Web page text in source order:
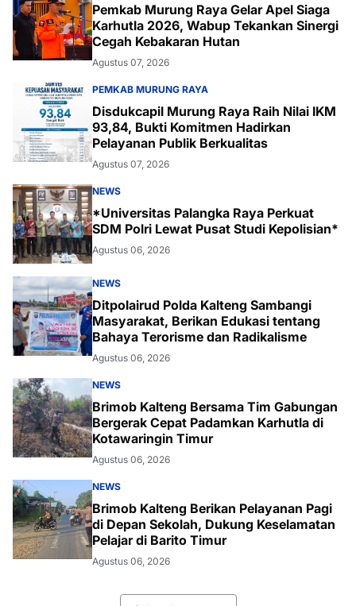
Pemkab Murung Raya Gelar Apel Siaga
Karhutla 2026, Wabup Tekankan Sinergi
Cegah Kebakaran Hutan
Agustus 07, 2026
PEMKAB MURUNG RAYA
Disdukcapil Murung Raya Raih Nilai IKM
93,84, Bukti Komitmen Hadirkan
Pelayanan Publik Berkualitas
Agustus 07, 2026
NEWS
*Universitas Palangka Raya Perkuat
SDM Polri Lewat Pusat Studi Kepolisian*
Agustus 06, 2026
NEWS
Ditpolairud Polda Kalteng Sambangi
Masyarakat, Berikan Edukasi tentang
Bahaya Terorisme dan Radikalisme
Agustus 06, 2026
NEWS
Brimob Kalteng Bersama Tim Gabungan
Bergerak Cepat Padamkan Karhutla di
Kotawaringin Timur
Agustus 06, 2026
NEWS
Brimob Kalteng Berikan Pelayanan Pagi
di Depan Sekolah, Dukung Keselamatan
Pelajar di Barito Timur
Agustus 06, 2026